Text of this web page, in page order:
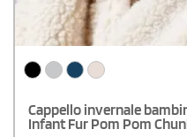
Cappello invernale
Infant Fur Pom Pom